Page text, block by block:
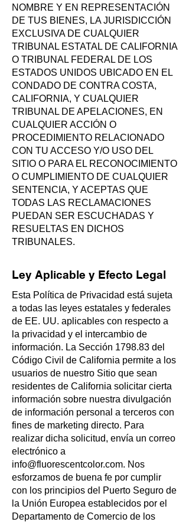
NOMBRE Y EN REPRESENTACIÓN
DE TUS BIENES, LA JURISDICCIÓN
EXCLUSIVA DE CUALQUIER
TRIBUNAL ESTATAL DE CALIFORNIA
O TRIBUNAL FEDERAL DE LOS
ESTADOS UNIDOS UBICADO EN EL
CONDADO DE CONTRA COSTA,
CALIFORNIA, Y CUALQUIER
TRIBUNAL DE APELACIONES, EN
CUALQUIER ACCIÓN O
PROCEDIMIENTO RELACIONADO
CON TU ACCESO Y/O USO DEL
SITIO O PARA EL RECONOCIMIENTO
O CUMPLIMIENTO DE CUALQUIER
SENTENCIA, Y ACEPTAS QUE
TODAS LAS RECLAMACIONES
PUEDAN SER ESCUCHADAS Y
RESUELTAS EN DICHOS
TRIBUNALES.
Ley Aplicable y Efecto Legal
Esta Política de Privacidad está sujeta
a todas las leyes estatales y federales
de EE. UU. aplicables con respecto a
la privacidad y el intercambio de
información. La Sección 1798.83 del
Código Civil de California permite a los
usuarios de nuestro Sitio que sean
residentes de California solicitar cierta
información sobre nuestra divulgación
de información personal a terceros con
fines de marketing directo. Para
realizar dicha solicitud, envía un correo
electrónico a
info@fluorescentcolor.com. Nos
esforzamos de buena fe por cumplir
con los principios del Puerto Seguro de
la Unión Europea establecidos por el
Departamento de Comercio de los